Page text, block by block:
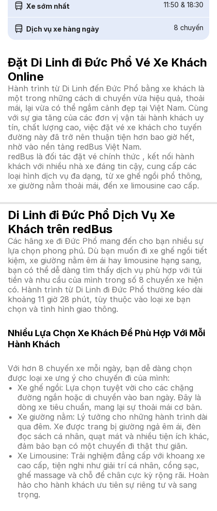
Xe sớm nhất 11:50 & 18:30
Dịch vụ xe hàng ngày 8 chuyến
Đặt Di Linh đi Đức Phổ Vé Xe Khách
Online
Hành trình từ Di Linh đến Đức Phổ bằng xe khách là
một trong những cách di chuyển vừa hiệu quả, thoải
mái, lại vừa có thể ngắm cảnh đẹp tại Việt Nam. Cùng
với sự gia tăng của các đơn vị vận tải hành khách uy
tín, chất lượng cao, việc đặt vé xe khách cho tuyến
đường này đã trở nên thuận tiện hơn bao giờ hết,
nhờ vào nền tảng redBus Việt Nam.
redBus là đối tác đặt vé chính thức , kết nối hành
khách với nhiều nhà xe đáng tin cậy, cung cấp các
loại hình dịch vụ đa dạng, từ xe ghế ngồi phổ thông,
xe giường nằm thoải mái, đến xe limousine cao cấp.
Di Linh đi Đức Phổ Dịch Vụ Xe
Khách trên redBus
Các hãng xe đi Đức Phổ mang đến cho bạn nhiều sự
lựa chọn phong phú. Dù bạn muốn đi xe ghế ngồi tiết
kiệm, xe giường nằm êm ái hay limousine hạng sang,
bạn có thể dễ dàng tìm thấy dịch vụ phù hợp với túi
tiền và nhu cầu của mình trong số 8 chuyến xe hiện
có. Hành trình từ Di Linh đi Đức Phổ thường kéo dài
khoảng 11 giờ 28 phút, tùy thuộc vào loại xe bạn
chọn và tình hình giao thông.
Nhiều Lựa Chọn Xe Khách Để Phù Hợp Với Mỗi
Hành Khách
Với hơn 8 chuyến xe mỗi ngày, bạn dễ dàng chọn
được loại xe ưng ý cho chuyến đi của mình:
Xe ghế ngồi: Lựa chọn tuyệt vời cho các chặng
đường ngắn hoặc di chuyển vào ban ngày. Đây là
dòng xe tiêu chuẩn, mang lại sự thoải mái cơ bản.
Xe giường nằm: Lý tưởng cho những hành trình dài
qua đêm. Xe được trang bị giường ngả êm ái, đèn
đọc sách cá nhân, quạt mát và nhiều tiện ích khác,
đảm bảo bạn có một chuyến đi thật thư giãn.
Xe Limousine: Trải nghiệm đẳng cấp với khoang xe
cao cấp, tiện nghi như giải trí cá nhân, cổng sạc,
ghế massage và chỗ để chân cực kỳ rộng rãi. Hoàn
hảo cho hành khách ưu tiên sự riêng tư và sang
trọng.